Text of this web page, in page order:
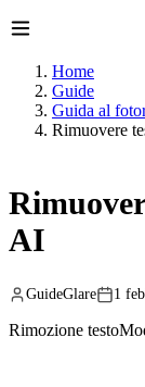
Home
Guide
Guida al
Rimuovere
AI
GuideGlare 1
Rimozione testo